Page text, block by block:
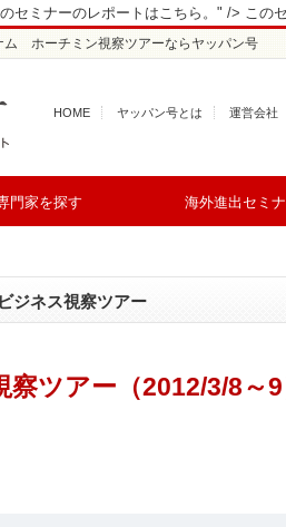
セミナーのレポートはこちら。" /> この
ム ホーチミン視察ツアーならヤッパン号
HOME ヤッパン号とは 運営会社
門家を探す 海外進出セミ
ジネス視察ツアー
ツアー（2012/3/8～9